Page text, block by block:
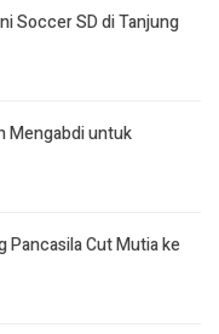
Soccer SD di Tanjung
Mengabdi untuk
Pancasila Cut Mutia ke